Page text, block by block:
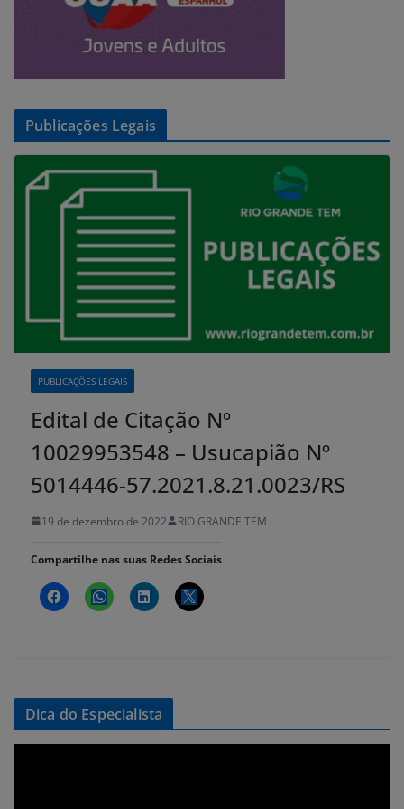
Publicações Legais
PUBLICAÇÕES LEGAIS
Edital de Citação Nº
10029953548 – Usucapião Nº
5014446-57.2021.8.21.0023/RS
19 de dezembro de 2022 RIO GRANDE TEM
Compartilhe nas suas Redes Sociais
Dica do Especialista